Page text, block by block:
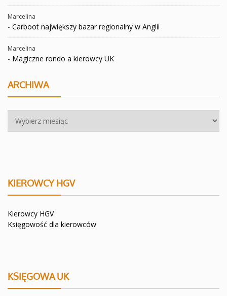
Marcelina
- Carboot największy bazar regionalny w Anglii
Marcelina
- Magiczne rondo a kierowcy UK
ARCHIWA
KIEROWCY HGV
Kierowcy HGV
Księgowość dla kierowców
KSIĘGOWA UK